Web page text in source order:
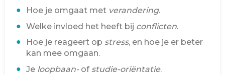
Hoe je omgaat met verandering.
Welke invloed het heeft bij conflicten.
Hoe je reageert op stress, en hoe je er beter
kan mee omgaan.
Je loopbaan-of studie-oriëntatie.